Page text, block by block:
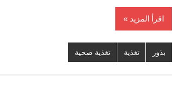
اقرأ المزيد
بذور تغذية تغذية صحية